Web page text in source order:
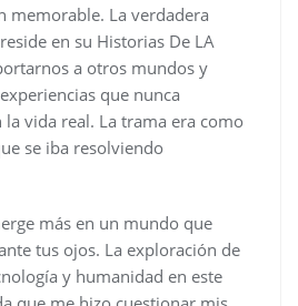
memorable. La verdadera
en su Historias De LA
a otros mundos y
que nunca
vida real. La trama era como
se iba resolviendo
más en un mundo que
tus ojos. La exploración de
y humanidad en este